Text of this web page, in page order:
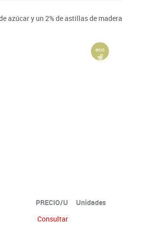
azúcar y un 2% de astillas de madera
PRECIO/U
Unidades
Consultar